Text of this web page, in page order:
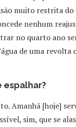
muito restrita
nenhum
no quarto ano
de uma revolta
espalhar?
Amanhã [hoje]
sim, que se